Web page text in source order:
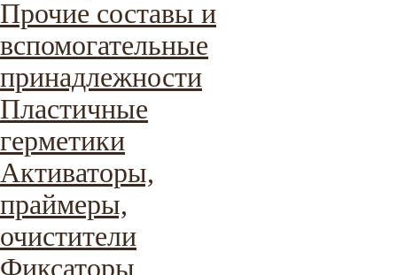
Прочие составы и
вспомогательные
принадлежности
Пластичные
герметики
Активаторы,
праймеры,
очистители
Фиксаторы